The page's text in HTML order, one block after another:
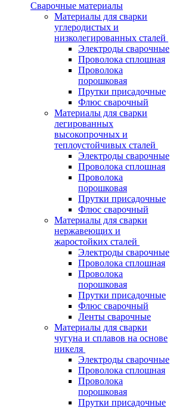
Сварочные материалы
Материалы для сварки
углеродистых и
низколегированных сталей
Электроды сварочные
Проволока сплошная
Проволока
порошковая
Прутки присадочные
Флюс сварочный
Материалы для сварки
легированных
высокопрочных и
теплоустойчивых сталей
Электроды сварочные
Проволока сплошная
Проволока
порошковая
Прутки присадочные
Флюс сварочный
Материалы для сварки
нержавеющих и
жаростойких сталей
Электроды сварочные
Проволока сплошная
Проволока
порошковая
Прутки присадочные
Флюс сварочный
Ленты сварочные
Материалы для сварки
чугуна и сплавов на основе
никеля
Электроды сварочные
Проволока сплошная
Проволока
порошковая
Прутки присадочные